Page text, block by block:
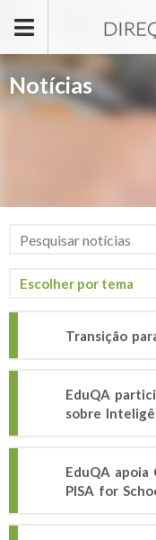
Notícias
Transição
EduQA
sobre
EduQA apoia
PISA for